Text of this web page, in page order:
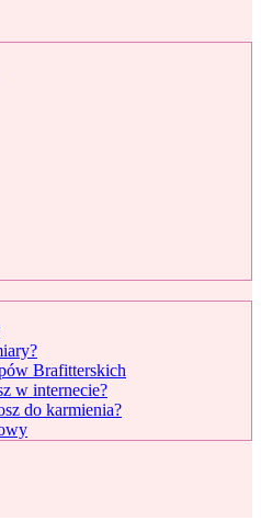
Brafitterskich
w internecie?
do karmienia?